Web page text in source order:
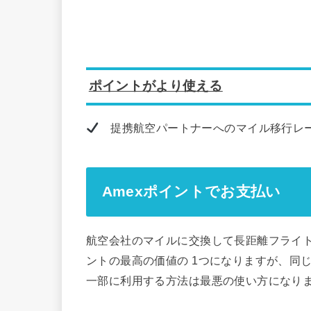
ポイントがより使える
提携航空パートナーへのマイル移行レ
Amexポイントでお支払い
航空会社のマイルに交換して長距離フライ
ントの最高の価値の 1つになりますが、同
一部に利用する方法は最悪の使い方になり